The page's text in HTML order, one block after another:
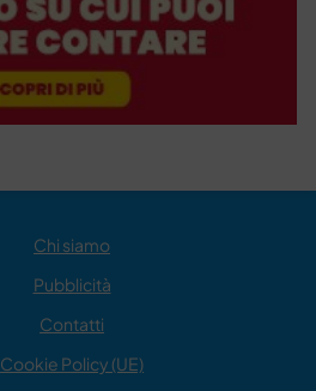
Chi siamo
Pubblicità
Contatti
Cookie Policy (UE)